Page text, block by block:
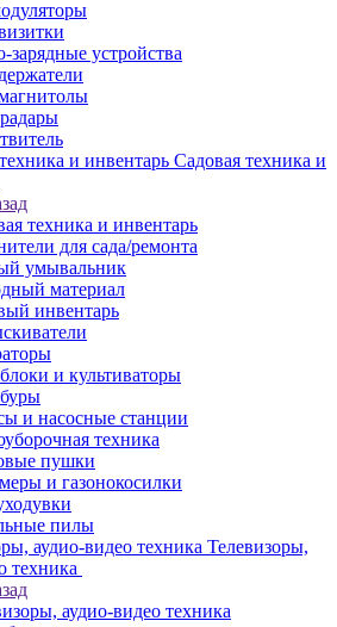
зарядные устройства
Садовая техника и
техника и инвентарь
для сада/ремонта
умывальник
материал
инвентарь
и культиваторы
и насосные станции
техника
пушки
и газонокосилки
пилы
Телевизоры,
техника
аудио-видео техника